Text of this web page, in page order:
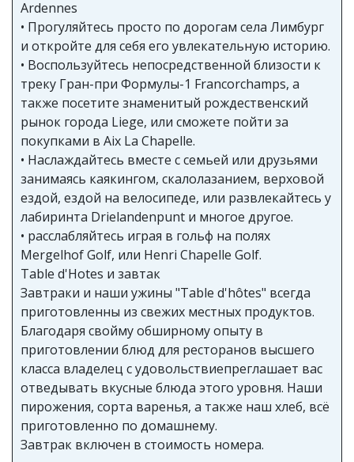
Ardennes
• Прогуляйтесь просто по дорогам села Лимбург
и откройте для себя его увлекательную историю.
• Воспользуйтесь непосредственной близости к
треку Гран-при Формулы-1 Francorchamps, а
также посетите знаменитый рождественский
рынок города Liege, или сможете пойти за
покупками в Aix La Chapelle.
• Наслаждайтесь вместе с семьей или друзьями
занимаясь каякингом, скалолазанием, верховой
ездой, ездой на велосипеде, или развлекайтесь у
лабиринта Drielandenpunt и многое другое.
• расслабляйтесь играя в гольф на полях
Mergelhof Golf, или Henri Chapelle Golf.
Table d'Hotes и завтак
Завтраки и наши ужины "Table d'hôtes" всегда
приготовленны из свежих местных продуктов.
Благодаря свойму обширному опыту в
приготовлении блюд для ресторанов высшего
класса владелец с удовольствиепреглашает вас
отведывать вкусные блюда этого уровня. Наши
пирожения, сорта варенья, а также наш хлеб, всё
приготовленно по домашнему.
Завтрак включен в стоимость номера.